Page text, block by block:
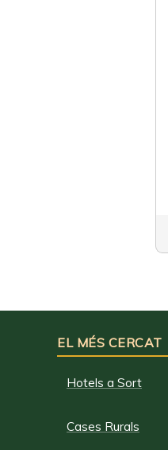
EL MÉS CERCAT
Hotels a Sort
Cases Rurals